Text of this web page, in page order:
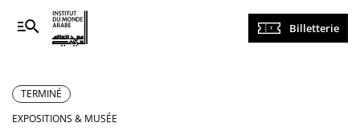
Navigation
principale
Billetterie
TERMINÉ
EXPOSITIONS & MUSÉE